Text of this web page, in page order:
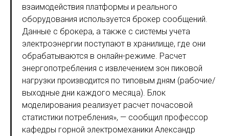
взаимодействия платформы и реального
оборудования используется брокер сообщений.
Данные с брокера, а также с системы учета
электроэнергии поступают в хранилище, где они
обрабатываются в онлайн-режиме. Расчет
энергопотребления с извлечением зон пиковой
нагрузки производится по типовым дням (рабочие/
выходные дни каждого месяца). Блок
моделирования реализует расчет почасовой
статистики потребления», — сообщил профессор
кафедры горной электромеханики Александр